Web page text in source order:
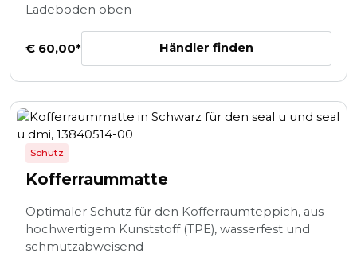
Ladeboden oben
€ 60,00* Händler finden
Schutz
Kofferraummatte
Optimaler Schutz für den Kofferraumteppich, aus
hochwertigem Kunststoff (TPE), wasserfest und
schmutzabweisend